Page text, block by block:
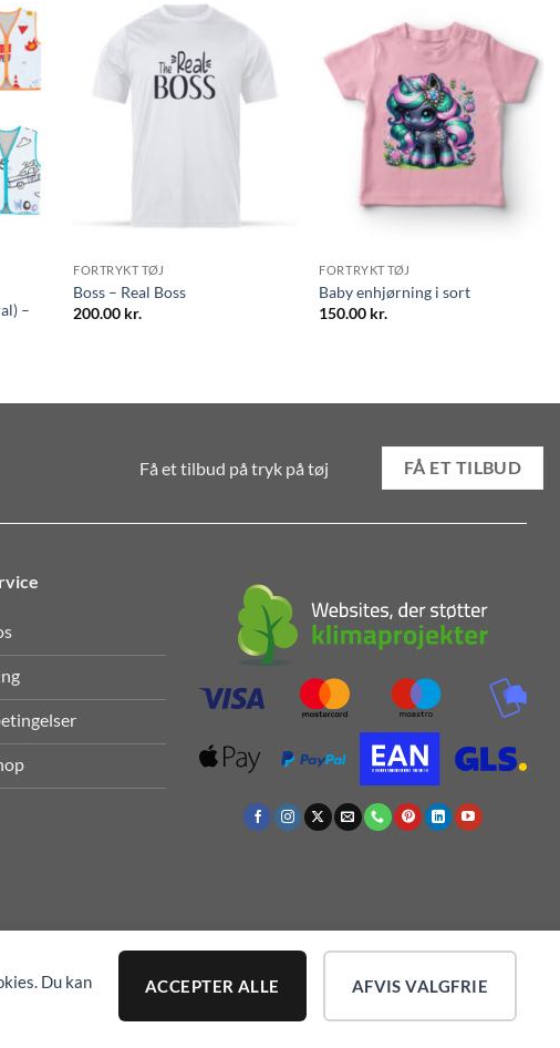
Du kan
ACCEPTER ALLE AFVIS VALGFRIE
–
FORTRYKT TØJ
Boss – Real Boss
200.00 kr.
FORTRYKT TØJ
Baby enhjørning i sort
150.00 kr.
Få et tilbud på tryk på tøj FÅ ET TILBUD